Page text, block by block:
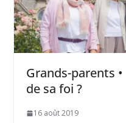
Grands-parents
de sa foi ?
16 août 2019